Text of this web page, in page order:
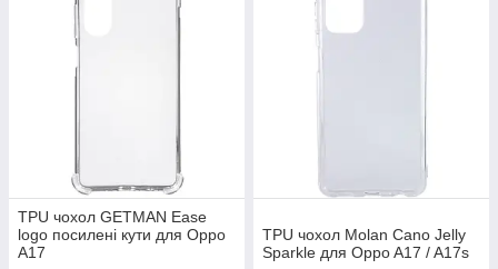
TPU чохол GETMAN Ease
logo посилені кути для Oppo
A17
TPU чохол Molan Cano Jelly
Sparkle для Oppo A17 / A17s